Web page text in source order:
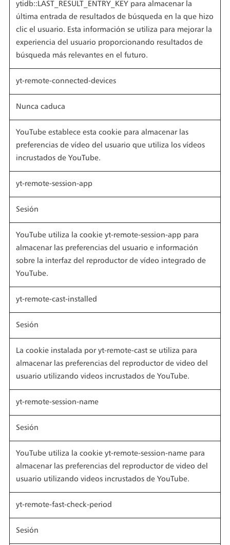
ytidb::LAST_RESULT_ENTRY_KEY para almacenar la
última entrada de resultados de búsqueda en la que hizo
clic el usuario. Esta información se utiliza para mejorar la
experiencia del usuario proporcionando resultados de
búsqueda más relevantes en el futuro.
yt-remote-connected-devices
Nunca caduca
YouTube establece esta cookie para almacenar las
preferencias de vídeo del usuario que utiliza los vídeos
incrustados de YouTube.
yt-remote-session-app
Sesión
YouTube utiliza la cookie yt-remote-session-app para
almacenar las preferencias del usuario e información
sobre la interfaz del reproductor de vídeo integrado de
YouTube.
yt-remote-cast-installed
Sesión
La cookie instalada por yt-remote-cast se utiliza para
almacenar las preferencias del reproductor de video del
usuario utilizando videos incrustados de YouTube.
yt-remote-session-name
Sesión
YouTube utiliza la cookie yt-remote-session-name para
almacenar las preferencias del reproductor de video del
usuario utilizando videos incrustados de YouTube.
yt-remote-fast-check-period
Sesión